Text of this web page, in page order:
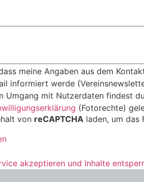
meine Angaben aus dem
informiert werde
Umgang mit Nutzerdaten findest
(Fotorechte)
von reCAPTCHA laden, um das
akzeptieren und Inhalte